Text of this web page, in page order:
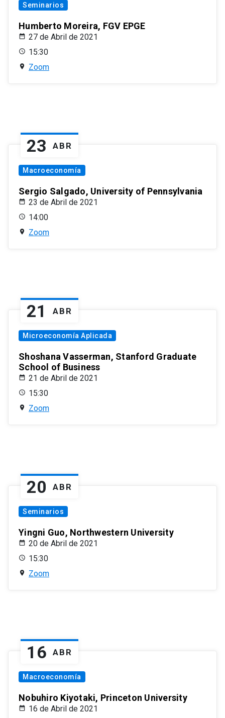
Seminarios
Humberto Moreira, FGV EPGE
27 de Abril de 2021
15:30
Zoom
23 ABR
Macroeconomía
Sergio Salgado, University of Pennsylvania
23 de Abril de 2021
14:00
Zoom
21 ABR
Microeconomía Aplicada
Shoshana Vasserman, Stanford Graduate
School of Business
21 de Abril de 2021
15:30
Zoom
20 ABR
Seminarios
Yingni Guo, Northwestern University
20 de Abril de 2021
15:30
Zoom
16 ABR
Macroeconomía
Nobuhiro Kiyotaki, Princeton University
16 de Abril de 2021